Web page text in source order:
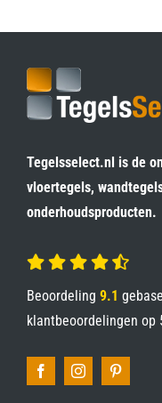
Tegelsselect.nl is de
vloertegels,
onderhoudsproducten.
Beoordeling 9.1
klantbeoordelingen op